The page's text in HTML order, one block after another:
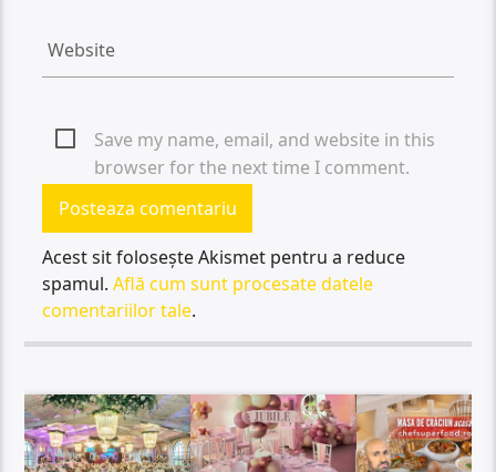
Save my name, email, and website in this
browser for the next time I comment.
Acest sit folosește Akismet pentru a reduce
spamul.Află cum sunt procesate datele
comentariilor tale.